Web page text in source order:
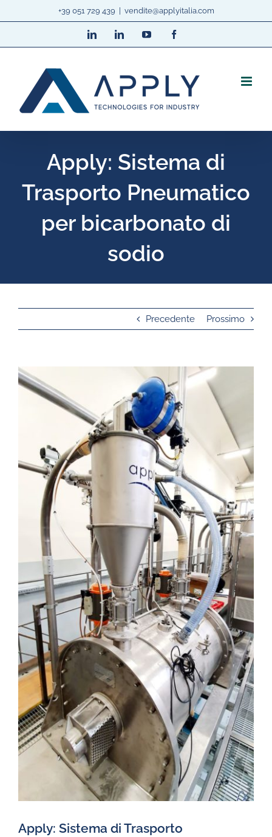
al
+39 051 729 439 vendite@applyitalia.com
LinkedInLinkedInYouTube
Apply: Sistema di
Trasporto Pneumatico
per bicarbonato di
sodio
Precedente Prossimo
Ingrandisci
immagine
Apply: Sistema di Trasporto